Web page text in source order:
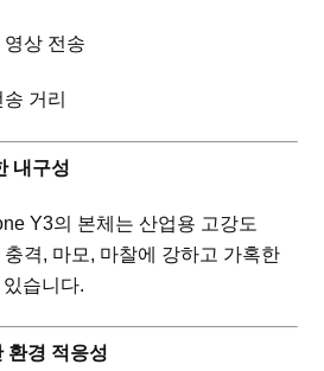
상 전송
거리
내구성
Y3의 본체는 산업용 고강도
격, 마모, 마찰에 강하고 가혹한
습니다.
환경 적응성